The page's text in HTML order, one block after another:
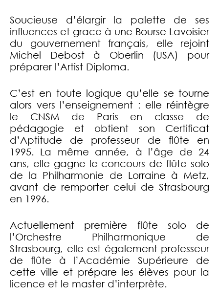
Soucieuse d’élargir la palette de ses
influences et grace à une Bourse Lavoisier
du gouvernement français, elle rejoint
Michel Debost à Oberlin (USA) pour
préparer l’Artist Diploma.
C’est en toute logique qu’elle se tourne
alors vers l’enseignement : elle réintègre
le CNSM de Paris en classe de
pédagogie et obtient son Certificat
d’Aptitude de professeur de flûte en
1995. La même année, à l’âge de 24
ans, elle gagne le concours de flûte solo
de la Philharmonie de Lorraine à Metz,
avant de remporter celui de Strasbourg
en 1996.
Actuellement première flûte solo de
l’Orchestre Philharmonique de
Strasbourg, elle est également professeur
de flûte à l’Académie Supérieure de
cette ville et prépare les élèves pour la
licence et le master d’interprète.